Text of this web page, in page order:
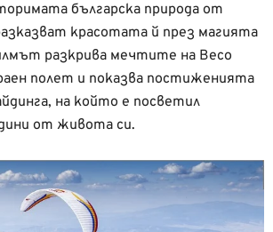
българска природа от
красотата й през магията
разкрива мечтите на Весо
полет и показва постиженията
на който е посветил
от живота си.